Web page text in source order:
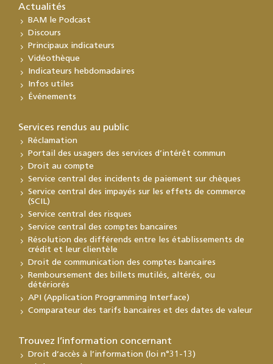
Actualités
BAM le Podcast
Discours
Principaux indicateurs
Vidéothèque
Indicateurs hebdomadaires
Infos utiles
Événements
Services rendus au public
Réclamation
Portail des usagers des services d’intérêt commun
Droit au compte
Service central des incidents de paiement sur chèques
Service central des impayés sur les effets de commerce
(SCIL)
Service central des risques
Service central des comptes bancaires
Résolution des différends entre les établissements de
crédit et leur clientèle
Droit de communication des comptes bancaires
Remboursement des billets mutilés, altérés, ou
détériorés
API (Application Programming Interface)
Comparateur des tarifs bancaires et des dates de valeur
Trouvez l’information concernant
Droit d’accès à l’information (loi n°31-13)